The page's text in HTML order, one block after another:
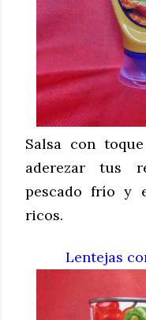
Salsa con
aderezar tus
pescado frío y
ricos.
Lentejas